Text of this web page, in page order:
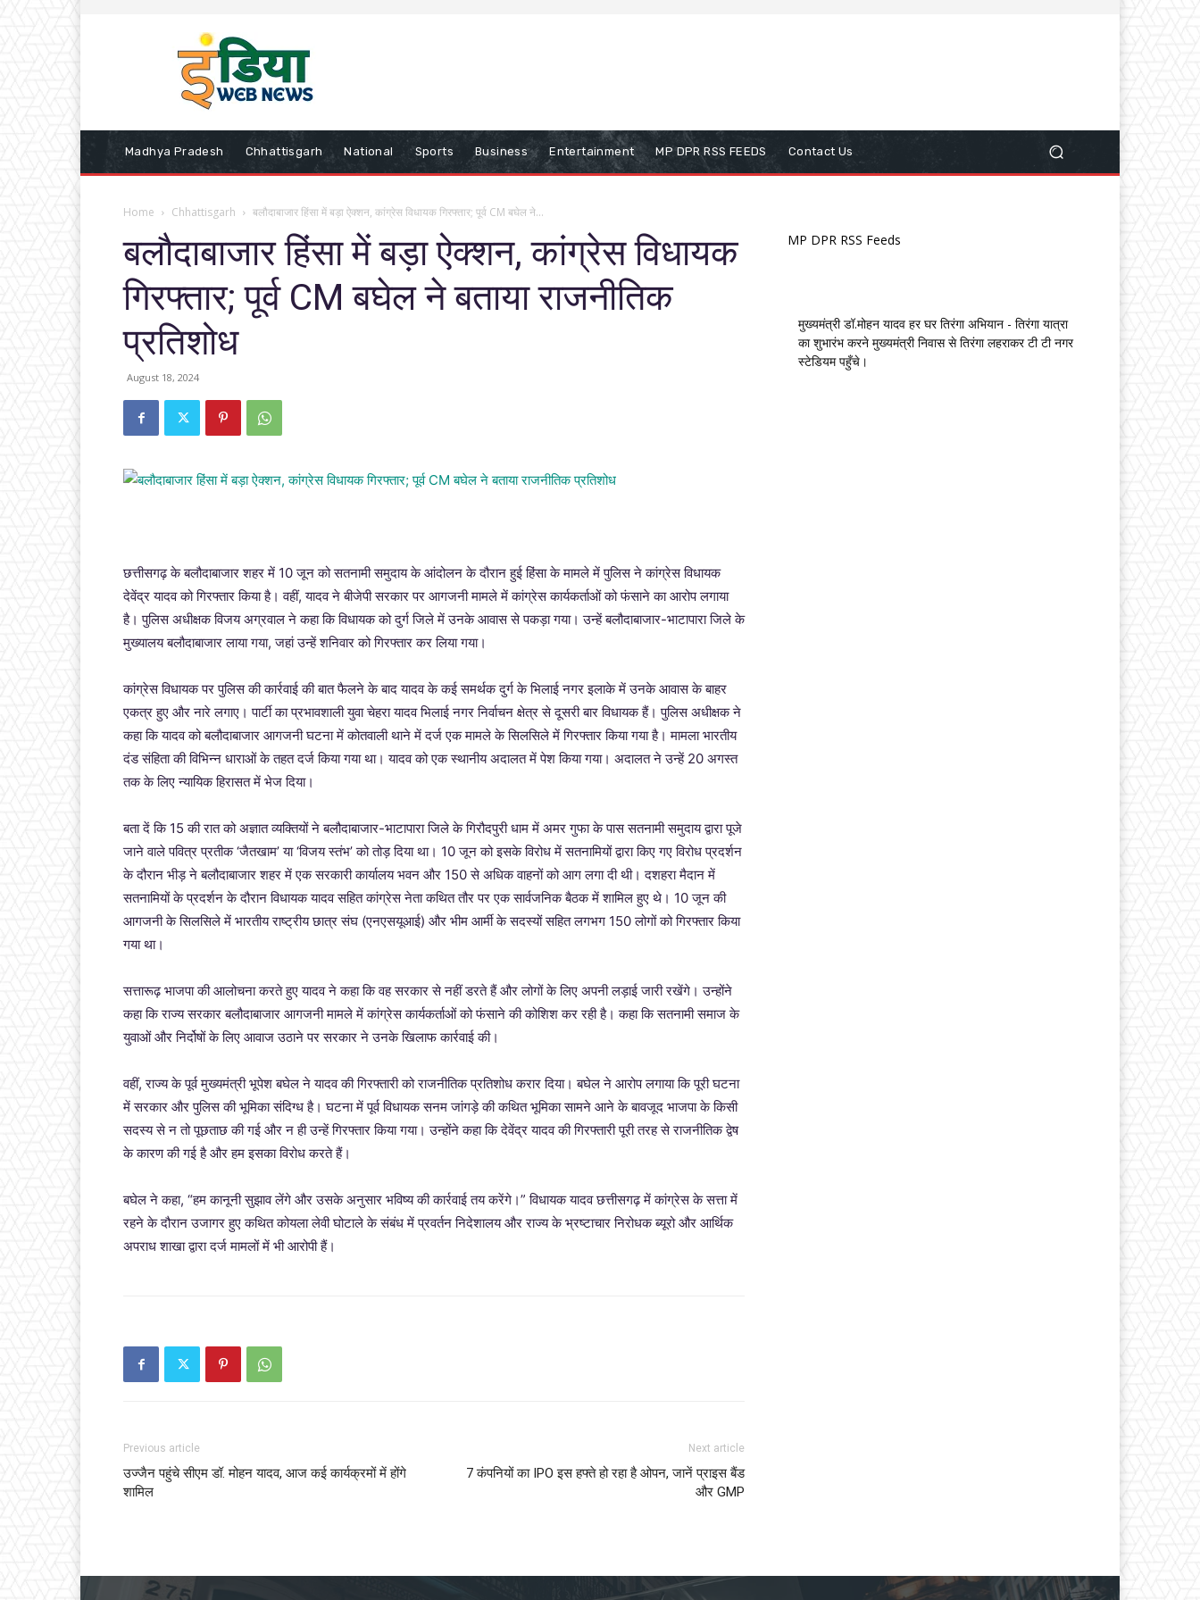
Madhya Pradesh Chhattisgarh National Sports Business Entertainment MP DPR RSS FEEDS Contact Us
Home Chhattisgarh बलौदाबाजार हिंसा में बड़ा ऐक्शन, कांग्रेस विधायक गिरफ्तार; पूर्व CM बघेल ने...
बलौदाबाजार हिंसा में बड़ा ऐक्शन, कांग्रेस विधायक
गिरफ्तार; पूर्व CM बघेल ने बताया राजनीतिक
प्रतिशोध
August 18, 2024
छत्तीसगढ़ के बलौदाबाजार शहर में 10 जून को सतनामी समुदाय के आंदोलन के दौरान हुई हिंसा के मामले में पुलिस ने कांग्रेस विधायक
देवेंद्र यादव को गिरफ्तार किया है। वहीं, यादव ने बीजेपी सरकार पर आगजनी मामले में कांग्रेस कार्यकर्ताओं को फंसाने का आरोप लगाया
है। पुलिस अधीक्षक विजय अग्रवाल ने कहा कि विधायक को दुर्ग जिले में उनके आवास से पकड़ा गया। उन्हें बलौदाबाजार-भाटापारा जिले के
मुख्यालय बलौदाबाजार लाया गया, जहां उन्हें शनिवार को गिरफ्तार कर लिया गया।
कांग्रेस विधायक पर पुलिस की कार्रवाई की बात फैलने के बाद यादव के कई समर्थक दुर्ग के भिलाई नगर इलाके में उनके आवास के बाहर
एकत्र हुए और नारे लगाए। पार्टी का प्रभावशाली युवा चेहरा यादव भिलाई नगर निर्वाचन क्षेत्र से दूसरी बार विधायक हैं। पुलिस अधीक्षक ने
कहा कि यादव को बलौदाबाजार आगजनी घटना में कोतवाली थाने में दर्ज एक मामले के सिलसिले में गिरफ्तार किया गया है। मामला भारतीय
दंड संहिता की विभिन्न धाराओं के तहत दर्ज किया गया था। यादव को एक स्थानीय अदालत में पेश किया गया। अदालत ने उन्हें 20 अगस्त
तक के लिए न्यायिक हिरासत में भेज दिया।
बता दें कि 15 की रात को अज्ञात व्यक्तियों ने बलौदाबाजार-भाटापारा जिले के गिरौदपुरी धाम में अमर गुफा के पास सतनामी समुदाय द्वारा पूजे
जाने वाले पवित्र प्रतीक ‘जैतखाम’ या ‘विजय स्तंभ’ को तोड़ दिया था। 10 जून को इसके विरोध में सतनामियों द्वारा किए गए विरोध प्रदर्शन
के दौरान भीड़ ने बलौदाबाजार शहर में एक सरकारी कार्यालय भवन और 150 से अधिक वाहनों को आग लगा दी थी। दशहरा मैदान में
सतनामियों के प्रदर्शन के दौरान विधायक यादव सहित कांग्रेस नेता कथित तौर पर एक सार्वजनिक बैठक में शामिल हुए थे। 10 जून की
आगजनी के सिलसिले में भारतीय राष्ट्रीय छात्र संघ (एनएसयूआई) और भीम आर्मी के सदस्यों सहित लगभग 150 लोगों को गिरफ्तार किया
गया था।
सत्तारूढ़ भाजपा की आलोचना करते हुए यादव ने कहा कि वह सरकार से नहीं डरते हैं और लोगों के लिए अपनी लड़ाई जारी रखेंगे। उन्होंने
कहा कि राज्य सरकार बलौदाबाजार आगजनी मामले में कांग्रेस कार्यकर्ताओं को फंसाने की कोशिश कर रही है। कहा कि सतनामी समाज के
युवाओं और निर्दोषों के लिए आवाज उठाने पर सरकार ने उनके खिलाफ कार्रवाई की।
वहीं, राज्य के पूर्व मुख्यमंत्री भूपेश बघेल ने यादव की गिरफ्तारी को राजनीतिक प्रतिशोध करार दिया। बघेल ने आरोप लगाया कि पूरी घटना
में सरकार और पुलिस की भूमिका संदिग्ध है। घटना में पूर्व विधायक सनम जांगड़े की कथित भूमिका सामने आने के बावजूद भाजपा के किसी
सदस्य से न तो पूछताछ की गई और न ही उन्हें गिरफ्तार किया गया। उन्होंने कहा कि देवेंद्र यादव की गिरफ्तारी पूरी तरह से राजनीतिक द्वेष
के कारण की गई है और हम इसका विरोध करते हैं।
बघेल ने कहा, “हम कानूनी सुझाव लेंगे और उसके अनुसार भविष्य की कार्रवाई तय करेंगे।” विधायक यादव छत्तीसगढ़ में कांग्रेस के सत्ता में
रहने के दौरान उजागर हुए कथित कोयला लेवी घोटाले के संबंध में प्रवर्तन निदेशालय और राज्य के भ्रष्टाचार निरोधक ब्यूरो और आर्थिक
अपराध शाखा द्वारा दर्ज मामलों में भी आरोपी हैं।
Previous article
उज्जैन पहुंचे सीएम डॉ. मोहन यादव, आज कई कार्यक्रमों में होंगे
शामिल
Next article
7 कंपनियों का IPO इस हफ्ते हो रहा है ओपन, जानें प्राइस बैंड
और GMP
MP DPR RSS Feeds
मुख्यमंत्री डॉ.मोहन यादव हर घर तिरंगा अभियान - तिरंगा यात्रा
का शुभारंभ करने मुख्यमंत्री निवास से तिरंगा लहराकर टी टी नगर
स्टेडियम पहुँचे।